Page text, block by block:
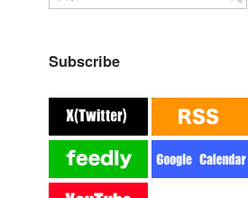
Subscribe